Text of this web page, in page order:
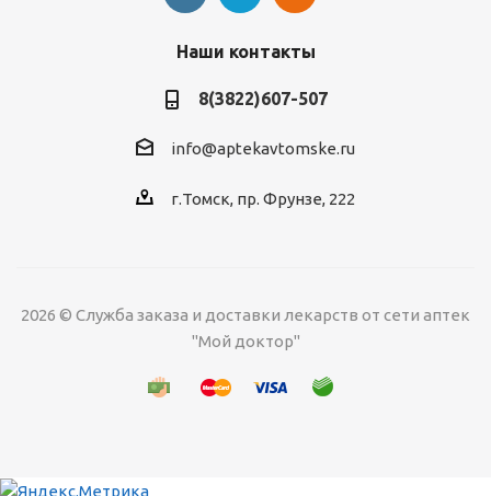
Наши контакты
8(3822)607-507
info@aptekavtomske.ru
г.Томск, пр. Фрунзе, 222
2026 © Служба заказа и доставки лекарств от сети аптек
"Мой доктор"
Подписаться
Нажимая "Подписаться" вы
соглашаетесь с
Политикой
конфиденциальности